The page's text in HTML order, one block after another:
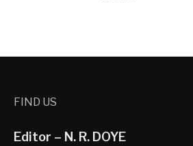
FIND US
Editor – N. R. DOYE